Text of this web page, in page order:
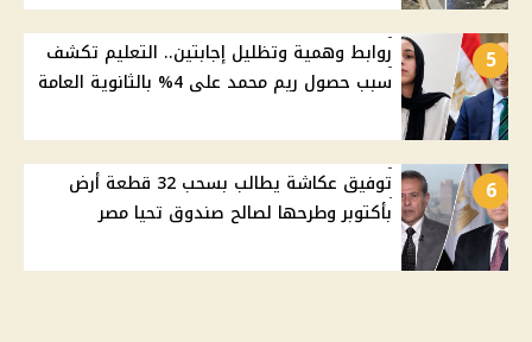
5
روابط وهمية وتظليل إجابتين.. التعليم تكشف
سبب حصول ريم محمد على 4% بالثانوية العامة
6
توفيق عكاشة يطالب بسحب 32 قطعة أرض
بأكتوبر وطرحها لصالح صندوق تحيا مصر